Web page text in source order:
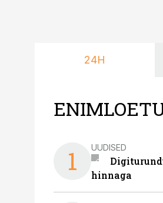
24H
1 UUDISED
hinnaga